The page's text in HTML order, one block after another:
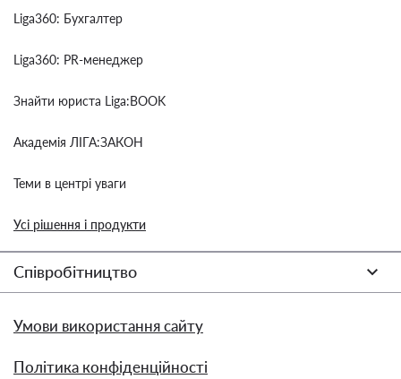
Liga360: Бухгалтер
Liga360: PR-менеджер
Знайти юриста Liga:BOOK
Академія ЛІГА:ЗАКОН
Теми в центрі уваги
Усі рішення і продукти
Співробітництво
Умови використання сайту
Політика конфіденційності